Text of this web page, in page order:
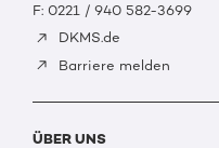
F: 0221 / 940 582-3699
DKMS.de
Barriere melden
ÜBER UNS